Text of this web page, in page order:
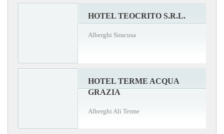
HOTEL TEOCRITO S.R.L.
Alberghi Siracusa
HOTEL TERME ACQUA
GRAZIA
Alberghi Ali Terme